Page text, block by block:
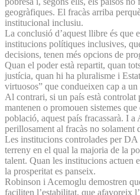
geogràfiques. El fracàs arriba
institucional inclusiu.
La conclusió d’aquest llibre és que
institucions polítiques inclusives,
decisions, tenen més opcions de
Quan el poder està repartit, quan
justícia, quan hi ha pluralisme i
virtuosos” que condueixen cap a
Al contrari, si un país està controlat
mantenen o promouen sistemes
població, aquest país fracassarà. I a
perillosament al fracàs no
Les institucions controlades per DA
terreny en el qual la majoria de la
talent. Quan les institucions actuen
la prosperitat es panseix.
Robinson i Acemoglu demostren
faciliten l’estabilitat, que afavoreix